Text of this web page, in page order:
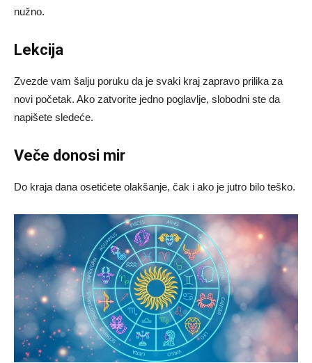
nužno.
Lekcija
Zvezde vam šalju poruku da je svaki kraj zapravo prilika za
novi početak. Ako zatvorite jedno poglavlje, slobodni ste da
napišete sledeće.
Veče donosi mir
Do kraja dana osetićete olakšanje, čak i ako je jutro bilo teško.